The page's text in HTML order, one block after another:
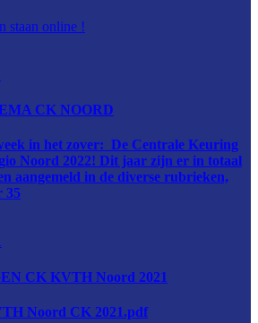
staan online !
CK NOORD
in het zover: De Centrale Keuring
Noord 2022! Dit jaar zijn er in totaal
aangemeld in de diverse rubrieken,
35
CK KVTH Noord 2021
Noord CK 2021.pdf